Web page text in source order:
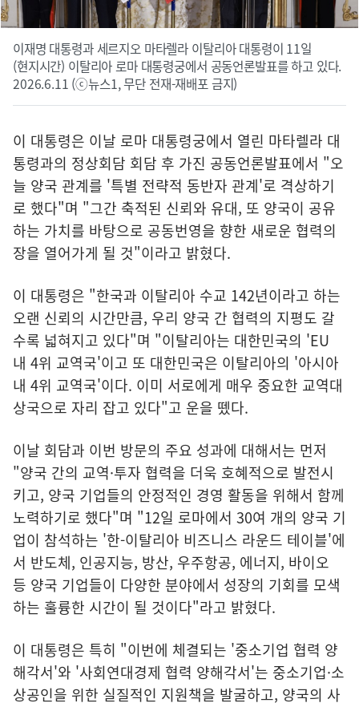
이재명 대통령과 세르지오 마타렐라 이탈리아 대통령이 11일
(현지시간) 이탈리아 로마 대통령궁에서 공동언론발표를 하고 있다.
2026.6.11 (ⓒ뉴스1, 무단 전재-재배포 금지)
이 대통령은 이날 로마 대통령궁에서 열린 마타렐라 대
통령과의 정상회담 회담 후 가진 공동언론발표에서 "오
늘 양국 관계를 '특별 전략적 동반자 관계'로 격상하기
로 했다"며 "그간 축적된 신뢰와 유대, 또 양국이 공유
하는 가치를 바탕으로 공동번영을 향한 새로운 협력의
장을 열어가게 될 것"이라고 밝혔다.
이 대통령은 "한국과 이탈리아 수교 142년이라고 하는
오랜 신뢰의 시간만큼, 우리 양국 간 협력의 지평도 갈
수록 넓혀지고 있다"며 "이탈리아는 대한민국의 'EU
내 4위 교역국'이고 또 대한민국은 이탈리아의 '아시아
내 4위 교역국'이다. 이미 서로에게 매우 중요한 교역대
상국으로 자리 잡고 있다"고 운을 뗐다.
이날 회담과 이번 방문의 주요 성과에 대해서는 먼저
"양국 간의 교역·투자 협력을 더욱 호혜적으로 발전시
키고, 양국 기업들의 안정적인 경영 활동을 위해서 함께
노력하기로 했다"며 "12일 로마에서 30여 개의 양국 기
업이 참석하는 '한-이탈리아 비즈니스 라운드 테이블'에
서 반도체, 인공지능, 방산, 우주항공, 에너지, 바이오
등 양국 기업들이 다양한 분야에서 성장의 기회를 모색
하는 훌륭한 시간이 될 것이다"라고 밝혔다.
이 대통령은 특히 "이번에 체결되는 '중소기업 협력 양
해각서'와 '사회연대경제 협력 양해각서'는 중소기업·소
상공인을 위한 실질적인 지원책을 발굴하고, 양국의 사